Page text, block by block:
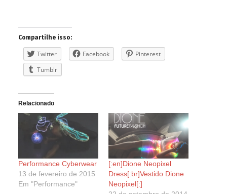
Compartilhe isso:
Twitter Facebook
Pinterest
Tumblr
Relacionado
Performance Cyberwear
13 de fevereiro de 2015
Em "Performance"
[:en]Dione Neopixel
Dress[:br]Vestido Dione
Neopixel[:]